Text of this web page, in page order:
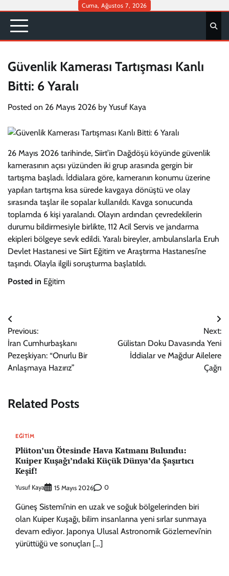
content
Cuma, Ağustos 7, 2026
Güvenlik Kamerası Tartışması Kanlı
Bitti: 6 Yaralı
Posted on 26 Mayıs 2026 by Yusuf Kaya
26 Mayıs 2026 tarihinde, Siirt’in Dağdöşü köyünde güvenlik
kamerasının açısı yüzünden iki grup arasında gergin bir
tartışma başladı. İddialara göre, kameranın konumu üzerine
yapılan tartışma kısa sürede kavgaya dönüştü ve olay
sırasında taşlar ile sopalar kullanıldı. Kavga sonucunda
toplamda 6 kişi yaralandı. Olayın ardından çevredekilerin
durumu bildirmesiyle birlikte, 112 Acil Servis ve jandarma
ekipleri bölgeye sevk edildi. Yaralı bireyler, ambulanslarla Eruh
Devlet Hastanesi ve Siirt Eğitim ve Araştırma Hastanesi’ne
taşındı. Olayla ilgili soruşturma başlatıldı.
Posted in Eğitim
Yazı
gezinmesi
Previous:
İran Cumhurbaşkanı
Pezeşkiyan: “Onurlu Bir
Anlaşmaya Hazırız”
Next:
Gülistan Doku Davasında Yeni
İddialar ve Mağdur Ailelere
Çağrı
Related Posts
EĞITIM
Plüton’un Ötesinde Hava Katmanı Bulundu:
Kuiper Kuşağı’ndaki Küçük Dünya’da Şaşırtıcı
Keşif!
Yusuf Kaya 15 Mayıs 2026 0
Güneş Sistemi’nin en uzak ve soğuk bölgelerinden biri
olan Kuiper Kuşağı, bilim insanlarına yeni sırlar sunmaya
devam ediyor. Japonya Ulusal Astronomik Gözlemevi’nin
yürüttüğü ve sonuçları […]